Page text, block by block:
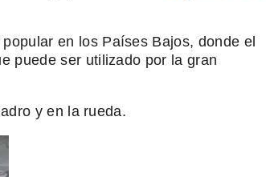
en los Países Bajos, donde el
puede ser utilizado por la gran
y en la rueda.